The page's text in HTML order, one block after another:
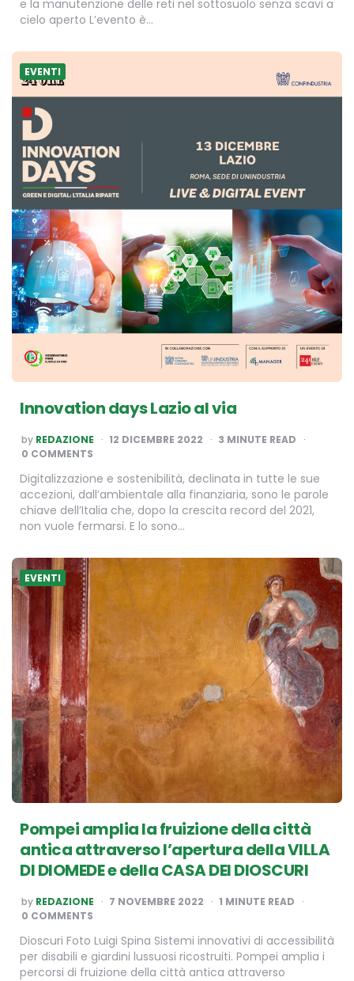
e la manutenzione delle reti nel sottosuolo senza scavi a
cielo aperto L’evento è…
EVENTI
Innovation days Lazio al via
POSTED
BY
by REDAZIONE 12 DICEMBRE 2022 3 MINUTE READ
0 COMMENTS
Digitalizzazione e sostenibilità, declinata in tutte le sue
accezioni, dall’ambientale alla finanziaria, sono le parole
chiave dell’Italia che, dopo la crescita record del 2021,
non vuole fermarsi. E lo sono…
EVENTI
Pompei amplia la fruizione della città
antica attraverso l’apertura della VILLA
DI DIOMEDE e della CASA DEI DIOSCURI
POSTED
BY
by REDAZIONE 7 NOVEMBRE 2022 1 MINUTE READ
0 COMMENTS
Dioscuri Foto Luigi Spina Sistemi innovativi di accessibilità
per disabili e giardini lussuosi ricostruiti. Pompei amplia i
percorsi di fruizione della città antica attraverso